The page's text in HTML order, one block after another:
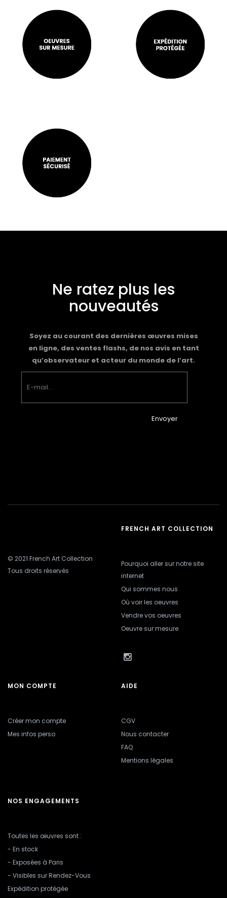
Ne ratez plus les
nouveautés
Soyez au courant des dernières œuvres mises
en ligne, des ventes flashs, de nos avis en tant
qu’observateur et acteur du monde de l’art.
Envoyer
© 2021 French Art Collection
Tous droits réservés
FRENCH ART COLLECTION
Pourquoi aller sur notre site
internet
Qui sommes nous
Où voir les oeuvres
Vendre vos oeuvres
Oeuvre sur mesure
MON COMPTE
Créer mon compte
Mes infos perso
AIDE
CGV
Nous contacter
FAQ
Mentions légales
NOS ENGAGEMENTS
Toutes les œuvres sont :
- En stock
- Exposées à Paris
- Visibles sur Rendez-Vous
Expédition protégée